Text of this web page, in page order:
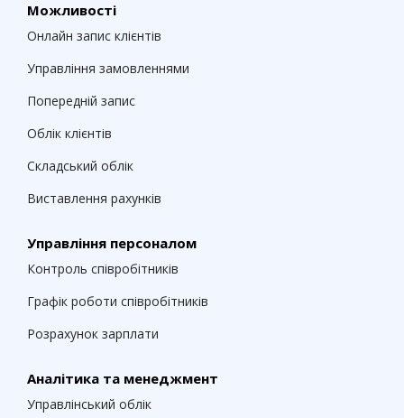
Можливості
Онлайн запис клієнтів
Управління замовленнями
Попередній запис
Облік клієнтів
Складський облік
Виставлення рахунків
Управління персоналом
Контроль співробітників
Графік роботи співробітників
Розрахунок зарплати
Аналітика та менеджмент
Управлінський облік